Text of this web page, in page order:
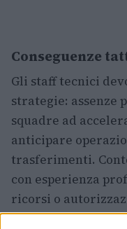
Conseguenze
Gli staff tecnici
strategie: assenze
squadre ad
anticipare
trasferimenti.
con esperienza
ricorsi o
disputare la